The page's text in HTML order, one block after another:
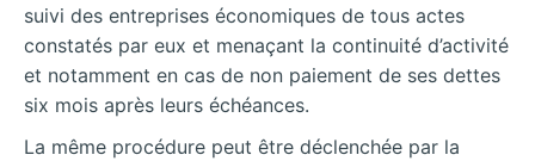
suivi des entreprises économiques de tous actes
constatés par eux et menaçant la continuité d’activité
et notamment en cas de non paiement de ses dettes
six mois après leurs échéances.
La même procédure peut être déclenchée par la